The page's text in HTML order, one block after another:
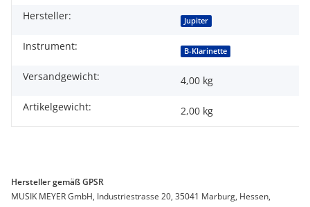
Hersteller: Jupiter
Instrument: B-Klarinette
Versandgewicht:
4,00 kg
Artikelgewicht:
2,00 kg
Hersteller gemäß GPSR
MUSIK MEYER GmbH, Industriestrasse 20, 35041 Marburg, Hessen,